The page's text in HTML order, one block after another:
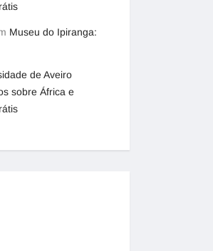
Museu do Ipiranga:
de Aveiro
sobre África e